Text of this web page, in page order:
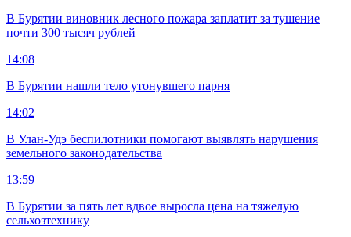
В Бурятии виновник лесного пожара заплатит за тушение
почти 300 тысяч рублей
14:08
В Бурятии нашли тело утонувшего парня
14:02
В Улан-Удэ беспилотники помогают выявлять нарушения
земельного законодательства
13:59
В Бурятии за пять лет вдвое выросла цена на тяжелую
сельхозтехнику